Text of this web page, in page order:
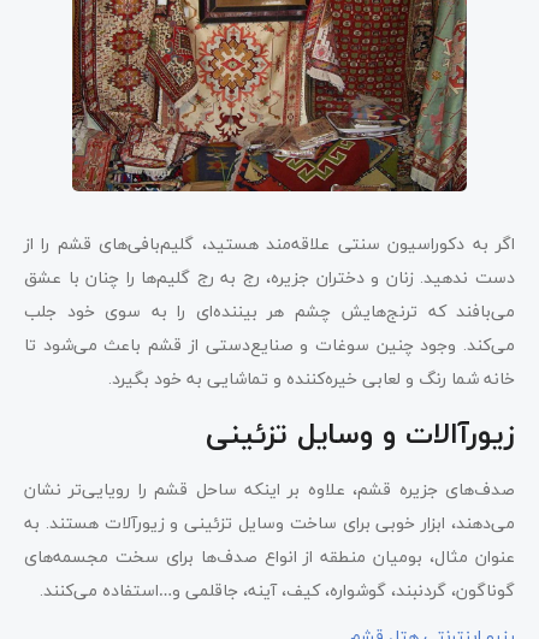
اگر به دکوراسیون سنتی علاقه‌مند هستید، گلیم‌بافی‌های قشم را از
دست ندهید. زنان و دختران جزیره، رج به رج گلیم‎‌ها را چنان با عشق
می‌بافند که ترنج‌هایش چشم هر بیننده‌ای را به سوی خود جلب
می‌کند. وجود چنین سوغات و صنایع‌دستی از قشم باعث می‌شود تا
خانه شما رنگ و لعابی خیره‌کننده و تماشایی به خود بگیرد.
زیورآالات و وسایل تزئینی
صدف‌های جزیره قشم، علاوه بر اینکه ساحل قشم را رویایی‌تر نشان
می‌دهند، ابزار خوبی برای ساخت وسایل تزئینی و زیورآلات هستند. به
عنوان مثال، بومیان منطقه از انواع صدف‌ها برای سخت مجسمه‌های
گوناگون، گردنبند، گوشواره، کیف، آینه، جاقلمی و…استفاده می‌کنند.